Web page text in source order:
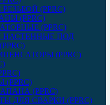
(PPRC)
(PPRC)
(PPRC)
ПОД
(PPRC)
(PPRC)
ДЛЯ СВАРКИ (PPRC)